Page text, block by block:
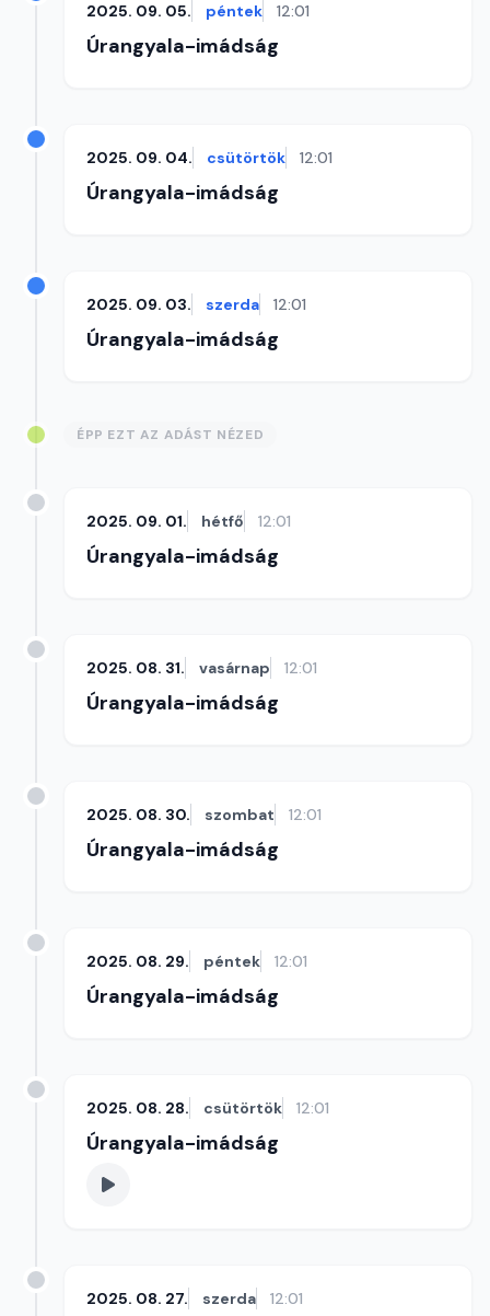
2025. 09. 05. péntek 12:01
Úrangyala-imádság
2025. 09. 04. csütörtök 12:01
Úrangyala-imádság
2025. 09. 03. szerda 12:01
Úrangyala-imádság
ÉPP EZT AZ ADÁST NÉZED
2025. 09. 01. hétfő 12:01
Úrangyala-imádság
2025. 08. 31. vasárnap 12:01
Úrangyala-imádság
2025. 08. 30. szombat 12:01
Úrangyala-imádság
2025. 08. 29. péntek 12:01
Úrangyala-imádság
2025. 08. 28. csütörtök 12:01
Úrangyala-imádság
2025. 08. 27. szerda 12:01